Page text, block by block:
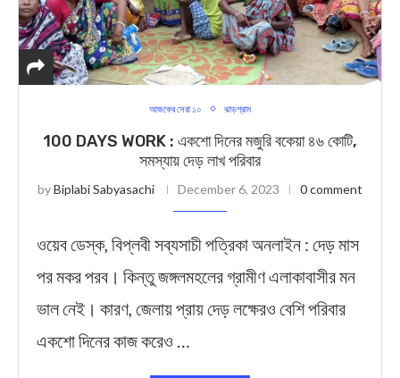
আজকের সেরা ১০ ঝাড়গ্রাম
100 DAYS WORK : একশো দিনের মজুরি বকেয়া ৪৬ কোটি,
সমস্যায় দেড় লাখ পরিবার
byBiplabi Sabyasachi December 6, 2023 0 comment
ওয়েব ডেস্ক, বিপ্লবী সব্যসাচী পত্রিকা অনলাইন : দেড় মাস
পর মকর পরব। কিন্তু জঙ্গলমহলের গ্রামীণ এলাকাবাসীর মন
ভাল নেই। কারণ, জেলায় প্রায় দেড় লক্ষেরও বেশি পরিবার
একশো দিনের কাজ করেও …